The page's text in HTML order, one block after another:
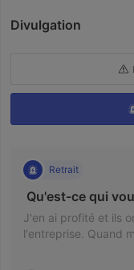
Divulgation
Retrait
J'en ai profité et ils
l'entreprise. Quand